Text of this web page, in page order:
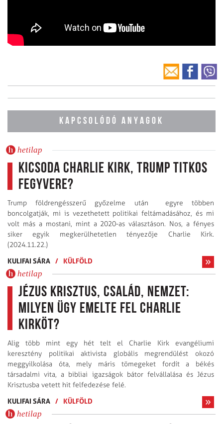
KAPCSOLÓDÓ ANYAGOK
hetilap
Kicsoda Charlie Kirk, Trump titkos
fegyvere?
Trump földrengésszerű győzelme után egyre többen
boncolgatják, mi is vezethetett politikai feltámadásához, és mi
volt más a mostani, mint a 2020-as választáson. Nos, a fényes
siker egyik megkerülhetetlen tényezője Charlie Kirk.
(2024.11.22.)
KULIFAI SÁRA / KÜLFÖLD
hetilap
Jézus Krisztus, család, nemzet:
milyen ügy emelte fel Charlie
Kirköt?
Alig több mint egy hét telt el Charlie Kirk evangéliumi
keresztény politikai aktivista globális megrendülést okozó
meggyilkolása óta, mely máris tömegeket fordít a békés
társadalmi vita, a bibliai igazságok bátor felvállalása és Jézus
Krisztusba vetett hit felfedezése felé.
KULIFAI SÁRA / KÜLFÖLD
hetilap